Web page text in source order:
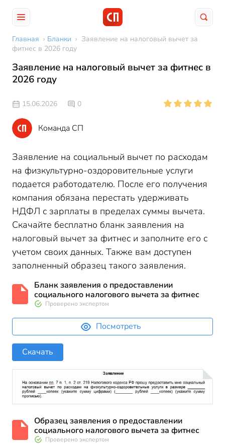
Главная › Бланки › Заявление на налоговый вычет за
фитнес в 2026 году
Заявление на налоговый вычет за фитнес в
2026 году
15.06.2026 0
Команда СП
Заявление на социальный вычет по расходам
на физкультурно-оздоровительные услуги
подается работодателю. После его получения
компания обязана перестать удерживать
НДФЛ с зарплаты в пределах суммы вычета.
Скачайте бесплатно бланк заявления на
налоговый вычет за фитнес и заполните его с
учетом своих данных. Также вам доступен
заполненный образец такого заявления.
Бланк заявления о предоставлении
социального налогового вычета за фитнес
Проверено экспертом
Посмотреть
Скачать
Образец заявления о предоставлении
социального налогового вычета за фитнес
Проверено экспертом